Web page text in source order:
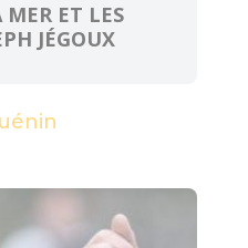
ET LES
JÉGOUX